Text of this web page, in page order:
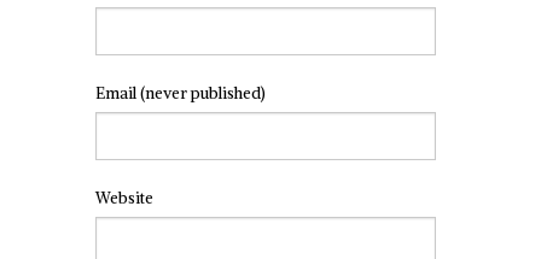
Email(never published)
Website